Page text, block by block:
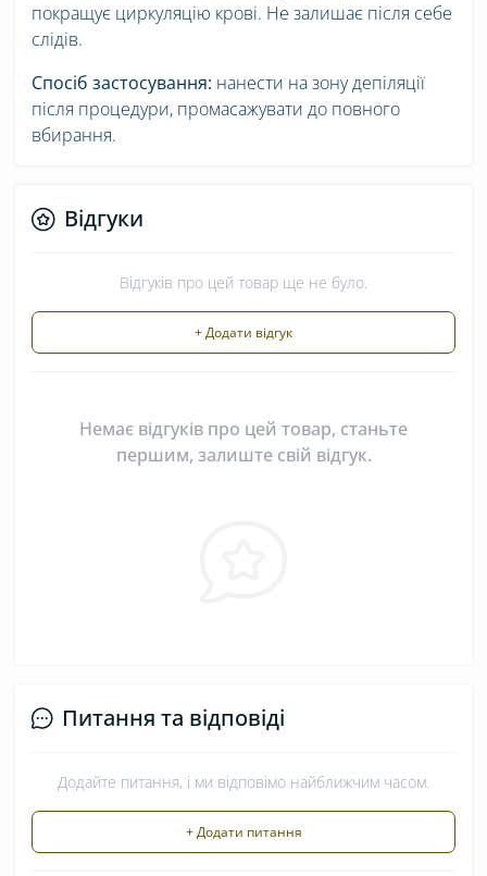
покращує циркуляцію крові. Не залишає після себе
слідів.
Спосіб застосування: нанести на зону депіляції
після процедури, промасажувати до повного
вбирання.
Відгуки
Відгуків про цей товар ще не було.
+ Додати відгук
Немає відгуків про цей товар, станьте
першим, залиште свій відгук.
Питання та відповіді
Додайте питання, і ми відповімо найближчим часом.
+ Додати питання